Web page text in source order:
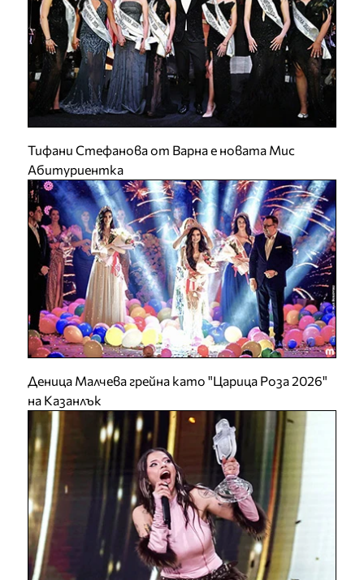
Тифани Стефанова от Варна е новата Мис
Абитуриентка
Деница Малчева грейна като "Царица Роза 2026"
на Казанлък